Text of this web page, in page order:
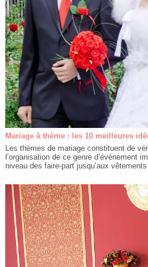
Mariage à thème : les 10 meilleures
Les thèmes de mariage constituent de
l’organisation de ce genre d’événement
niveau des faire-part jusqu’aux